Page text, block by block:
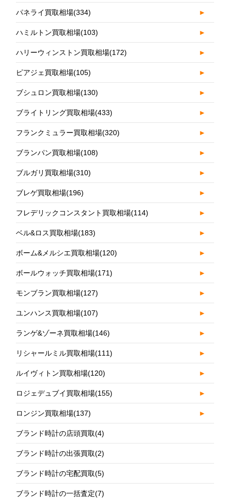
パネライ買取相場(334) ►
ハミルトン買取相場(103) ►
ハリーウィンストン買取相場(172) ►
ピアジェ買取相場(105) ►
ブシュロン買取相場(130) ►
ブライトリング買取相場(433) ►
フランクミュラー買取相場(320) ►
ブランパン買取相場(108) ►
ブルガリ買取相場(310) ►
ブレゲ買取相場(196) ►
フレデリックコンスタント買取相場(114) ►
ベル&ロス買取相場(183) ►
ボーム&メルシエ買取相場(120) ►
ボールウォッチ買取相場(171) ►
モンブラン買取相場(127) ►
ユンハンス買取相場(107) ►
ランゲ&ゾーネ買取相場(146) ►
リシャールミル買取相場(111) ►
ルイヴィトン買取相場(120) ►
ロジェデュブイ買取相場(155) ►
ロンジン買取相場(137) ►
ブランド時計の店頭買取(4)
ブランド時計の出張買取(2)
ブランド時計の宅配買取(5)
ブランド時計の一括査定(7)